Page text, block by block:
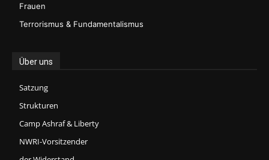
Frauen
Terrorismus & Fundamentalismus
Über uns
Satzung
Strukturen
Camp Ashraf & Liberty
NWRI-Vorsitzender